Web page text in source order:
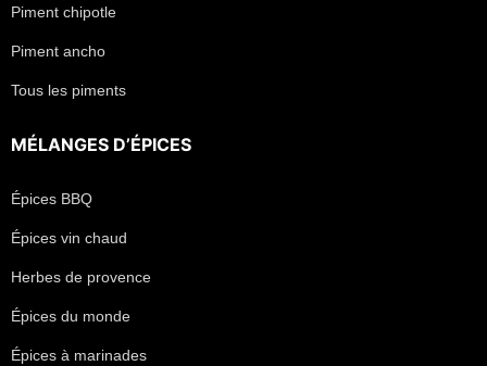
Piment chipotle
Piment ancho
Tous les piments
MÉLANGES D’ÉPICES
Épices BBQ
Épices vin chaud
Herbes de provence
Épices du monde
Épices à marinades